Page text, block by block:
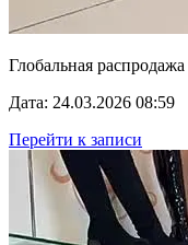
Глобальная
Дата: 24.03.2026 08:59
Перейти к записи